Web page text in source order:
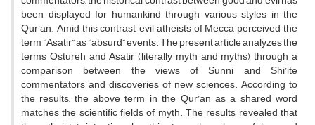
been displayed for humankind through various styles in the
Qur’an. Amid this contrast, evil atheists of Mecca perceived the
term “Asatir” as “absurd” events. The present article analyzes the
terms Ostureh and Asatir (literally myth and myths) through a
comparison between the views of Sunni and Shi’ite
commentators and discoveries of new sciences. According to
the results, the above term in the Qur’an as a shared word
matches the scientific fields of myth. The results revealed that